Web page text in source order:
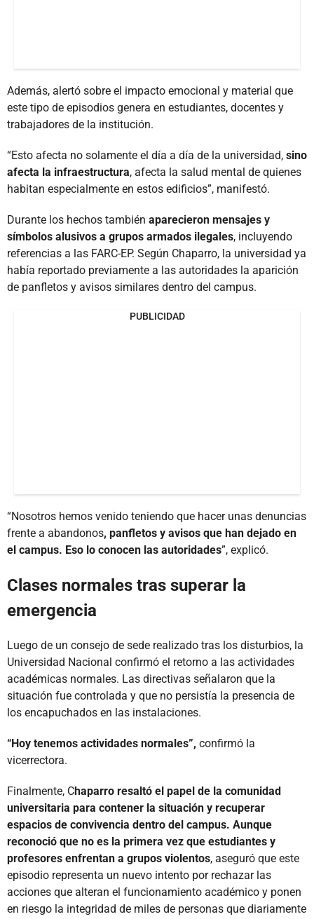
Además, alertó sobre el impacto emocional y material que
este tipo de episodios genera en estudiantes, docentes y
trabajadores de la institución.
“Esto afecta no solamente el día a día de la universidad, sino
afecta la infraestructura, afecta la salud mental de quienes
habitan especialmente en estos edificios”, manifestó.
Durante los hechos también aparecieron mensajes y
símbolos alusivos a grupos armados ilegales, incluyendo
referencias a las FARC-EP. Según Chaparro, la universidad ya
había reportado previamente a las autoridades la aparición
de panfletos y avisos similares dentro del campus.
PUBLICIDAD
“Nosotros hemos venido teniendo que hacer unas denuncias
frente a abandonos, panfletos y avisos que han dejado en
el campus. Eso lo conocen las autoridades”, explicó.
Clases normales tras superar la
emergencia
Luego de un consejo de sede realizado tras los disturbios, la
Universidad Nacional confirmó el retorno a las actividades
académicas normales. Las directivas señalaron que la
situación fue controlada y que no persistía la presencia de
los encapuchados en las instalaciones.
“Hoy tenemos actividades normales”, confirmó la
vicerrectora.
Finalmente, Chaparro resaltó el papel de la comunidad
universitaria para contener la situación y recuperar
espacios de convivencia dentro del campus. Aunque
reconoció que no es la primera vez que estudiantes y
profesores enfrentan a grupos violentos, aseguró que este
episodio representa un nuevo intento por rechazar las
acciones que alteran el funcionamiento académico y ponen
en riesgo la integridad de miles de personas que diariamente